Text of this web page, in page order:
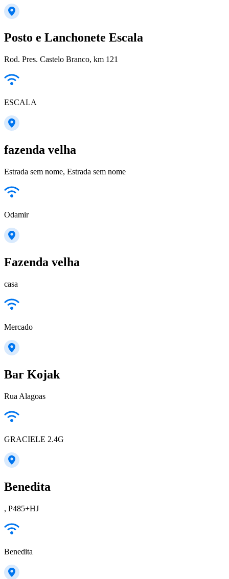
Posto e Lanchonete Escala
Rod. Pres. Castelo Branco, km 121
ESCALA
fazenda velha
Estrada sem nome, Estrada sem nome
Odamir
Fazenda velha
casa
Mercado
Bar Kojak
Rua Alagoas
GRACIELE 2.4G
Benedita
, P485+HJ
Benedita